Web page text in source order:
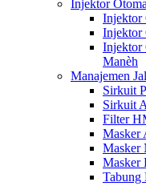
Injektor
Injektor
Injektor
Injektor
Manèh
Manajemen
Sirkuit
Sirkuit
Filter
Masker
Masker
Masker
Tabung